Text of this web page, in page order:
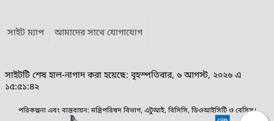
সাইট ম্যাপ আমাদের সাথে যোগাযোগ
সাইটটি শেষ হাল-নাগাদ করা হয়েছে: বৃহস্পতিবার, ৬ আগস্ট, ২০২৬ এ
১৫:৫১:৪২
পরিকল্পনা এবং বাস্তবায়ন: মন্ত্রিপরিষদ বিভাগ, এটুআই, বিসিসি, ডিওআইসিটি ও বেসিস।